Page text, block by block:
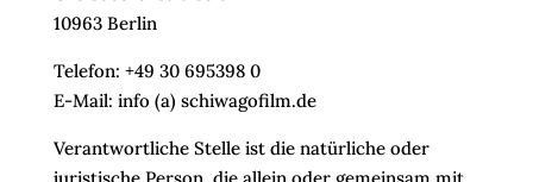
10963 Berlin
Telefon: +49 30 695398 0
E-Mail: info (a) schiwagofilm.de
Verantwortliche Stelle ist die natürliche oder